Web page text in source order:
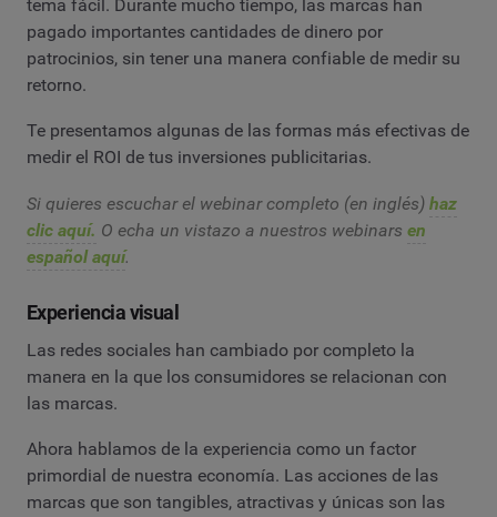
tema fácil. Durante mucho tiempo, las marcas han
pagado importantes cantidades de dinero por
patrocinios, sin tener una manera confiable de medir su
retorno.
Te presentamos algunas de las formas más efectivas de
medir el ROI de tus inversiones publicitarias.
Si quieres escuchar el webinar completo (en inglés) haz
clic aquí. O echa un vistazo a nuestros webinars en
español aquí.
Experiencia visual
Las redes sociales han cambiado por completo la
manera en la que los consumidores se relacionan con
las marcas.
Ahora hablamos de la experiencia como un factor
primordial de nuestra economía. Las acciones de las
marcas que son tangibles, atractivas y únicas son las